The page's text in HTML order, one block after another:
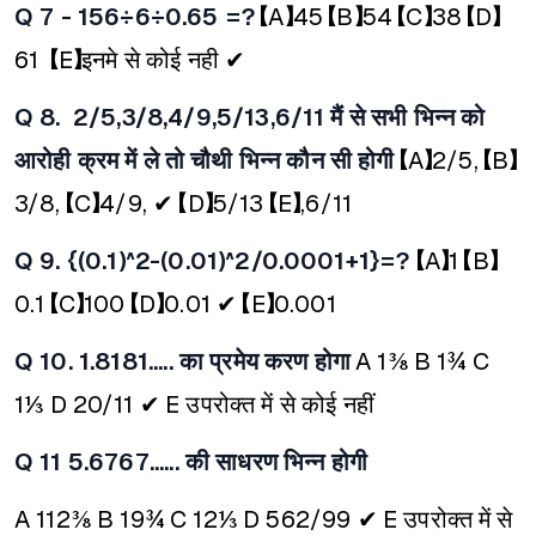
Q 7 - 156÷6÷0.65 =? 【A】45 【B】54 【C】38 【D】
61
【E】इनमे से कोई नही ✔
Q 8. 2/5,3/8,4/9,5/13,6/11 मैं से सभी भिन्न को
आरोही क्रम में ले तो चौथी भिन्न कौन सी होगी 【A】2/5, 【B】
3/8, 【C】4/9, ✔ 【D】5/13 【E】,6/11
Q 9. {(0.1)^2-(0.01)^2/0.0001+1}=? 【A】1 【B】
0.1 【C】100 【D】0.01 ✔ 【E】0.001
Q 10. 1.8181..... का प्रमेय करण होगा A 1⅜ B 1¾ C
1⅓ D 20/11 ✔ E उपरोक्त में से कोई नहीं
Q 11 5.6767...... की साधरण भिन्न होगी
A 112⅜ B 19¾ C 12⅓ D 562/99 ✔ E उपरोक्त में से